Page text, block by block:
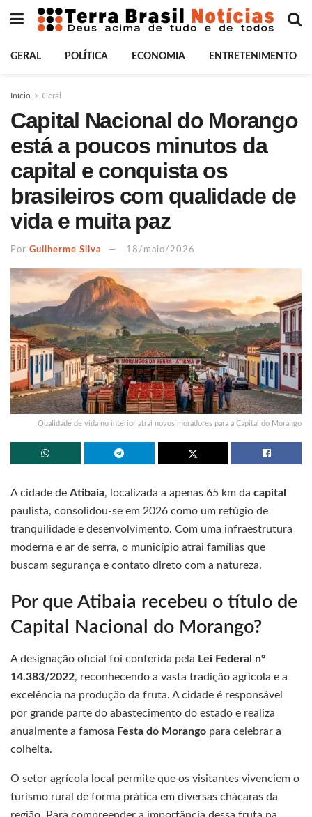
GERAL POLÍTICA ECONOMIA ENTRETENIMENTO
Início Geral
Capital Nacional do Morango
está a poucos minutos da
capital e conquista os
brasileiros com qualidade de
vida e muita paz
Por Guilherme Silva 18/maio/2026
Qualidade de vida no interior atrai novos moradores para a Capital do Morango
A cidade de Atibaia, localizada a apenas 65 km da capital
paulista, consolidou-se em 2026 como um refúgio de
tranquilidade e desenvolvimento. Com uma infraestrutura
moderna e ar de serra, o município atrai famílias que
buscam segurança e contato direto com a natureza.
Por que Atibaia recebeu o título de
Capital Nacional do Morango?
A designação oficial foi conferida pela Lei Federal nº
14.383/2022, reconhecendo a vasta tradição agrícola e a
excelência na produção da fruta. A cidade é responsável
por grande parte do abastecimento do estado e realiza
anualmente a famosa Festa do Morango para celebrar a
colheita.
O setor agrícola local permite que os visitantes vivenciem o
turismo rural de forma prática em diversas chácaras da